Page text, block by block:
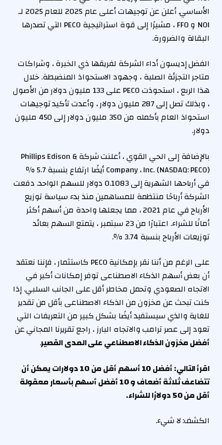
الأساسي. أعلن عن توجيهات أعلى عام 2025 للعام 2025 لـ
NOI و FFO ، مشيرًا إلى قوة استراتيجية PECO التي تصدرها
البقالة والضرورة.
الفضل إديسون أداء الشركة لفريقها ذي الخبرة ، وشراكات
متاجر التجزئة الصلبة ، وجهود الاستحواذ المنضبطة. خلال
هذا الربع ، استحوذت PECO على 133 مليون دولار من الأصول
، وبذلك تصل إلى 287 مليون دولار ، وأعدت تأكيد توجيهات
استحواذ العام بأكمله من 350 مليون دولار إلى 450 مليون
دولار.
بالإضافة إلى الحي القوي ، أعلنت شركة Phillips Edison &
Company ، Inc. (NASDAQ: PECO) أيضًا ارتفاع بنسبة 5.7 ٪
في أرباحها الشهرية إلى 0.1083 دولار للسهم الواحد. دفعت
الشركة أرباحًا منتظمة للمساهمين منذ بدء سياسة توزيع
الأرباح في عام 2021 ، مما يجعلها واحدة من أسهم أكثر
أمانًا للشراء. اعتبارًا من 23 سبتمبر ، يتمتع السهم بعائد
توزيعات الأرباح بنسبة 3.74 ٪.
على الرغم من أننا نقر بإمكانية PECO كاستثمار ، فإننا نعتقد
أن بعض أسهم الذكاء الاصطناعى توفر إمكانات أكبر في
الاتجاه الصعودي وتحمل مخاطر أقل على الجانب السلبي. إذا
كنت تبحث عن مخزون من الذكاء الاصطناعى بأقل من تقدير
للغاية والذي سيستفيد أيضًا بشكل كبير من التعريفات التي
تعود إلى عصر ترامب والاتجاه البارز ، راجع تقريرنا المجاني عن
أفضل مخزون الذكاء الاصطناعي على المدى القصير.
اقرأ التالي:
أفضل 10 أسهم أقل من 10 دولارات يمكن أن
تتضاعف ثلاثة أضعافو
10 أفضل أسهم بأسعار معقولة
أقل من 50 دولارًا للشراء
.
الكشف: لا شيء.